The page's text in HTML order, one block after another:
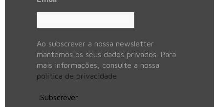
Ao subscrever a nossa newsletter
mantemos os seus dados privados. Para
mais informações, consulte a nossa
política de privacidade